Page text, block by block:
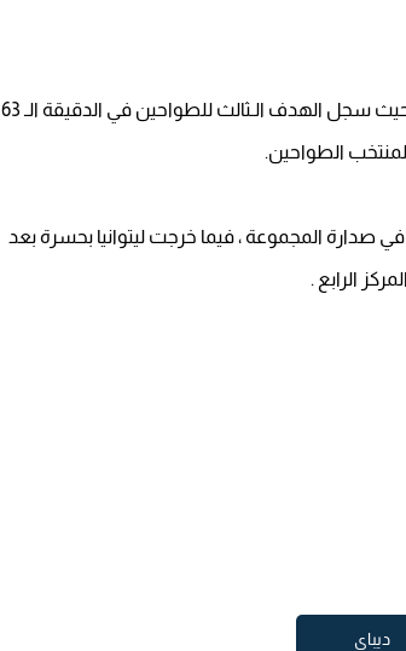
ومع بداية الشوط الثاني نجح ديباي بالهروب بفريقه من فخ الريمونتادا حيث سجل الهدف الـثالث للطواحين في الدقيقة الـ 63
بهذا الفوز، عززت هولندا حظوظها في سباق التأهل ليصل للنقة الـ 10 في صدارة المجموعة ، فيما خرجت ليتوانيا بحسرة بعد
ديباي